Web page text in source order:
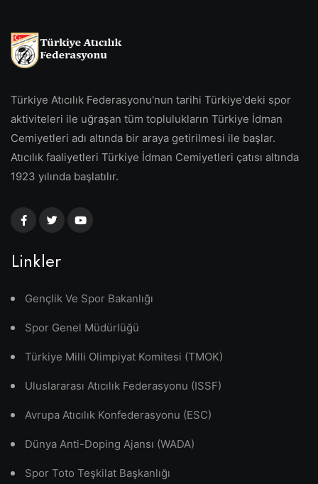
Türkiye Atıcılık Federasyonu'nun tarihi Türkiye'deki spor
aktiviteleri ile uğraşan tüm toplulukların Türkiye İdman
Cemiyetleri adı altında bir araya getirilmesi ile başlar.
Atıcılık faaliyetleri Türkiye İdman Cemiyetleri çatısı altında
1923 yılında başlatılır.
Linkler
Gençlik Ve Spor Bakanlığı
Spor Genel Müdürlüğü
Türkiye Milli Olimpiyat Komitesi (TMOK)
Uluslararası Atıcılık Federasyonu (ISSF)
Avrupa Atıcılık Konfederasyonu (ESC)
Dünya Anti-Doping Ajansı (WADA)
Spor Toto Teşkilat Başkanlığı